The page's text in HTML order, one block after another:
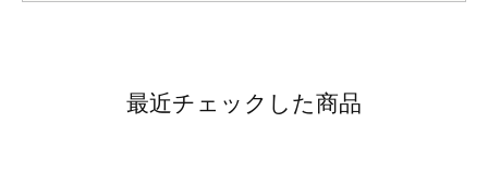
最近チェックした商品